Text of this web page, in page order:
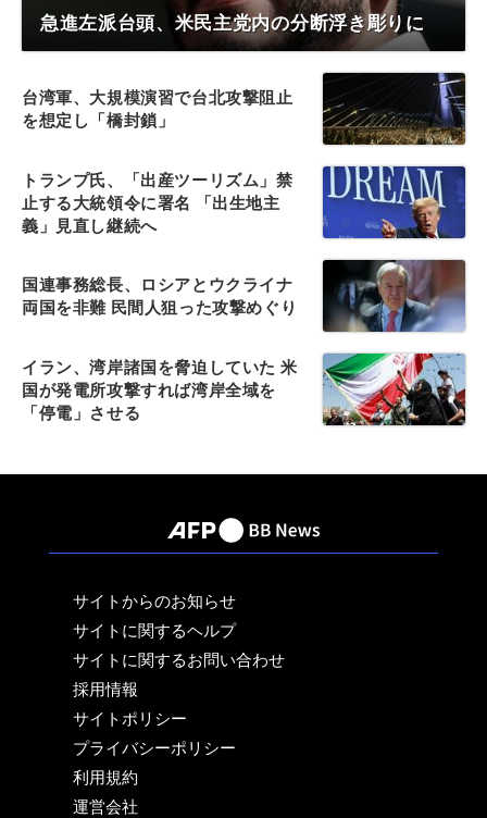
急進左派台頭、米民主党内の分断浮き彫りに
台湾軍、大規模演習で台北攻撃阻止
を想定し「橋封鎖」
トランプ氏、「出産ツーリズム」禁
止する大統領令に署名 「出生地主
義」見直し継続へ
国連事務総長、ロシアとウクライナ
両国を非難 民間人狙った攻撃めぐり
イラン、湾岸諸国を脅迫していた 米
国が発電所攻撃すれば湾岸全域を
「停電」させる
サイトからのお知らせ
サイトに関するヘルプ
サイトに関するお問い合わせ
採用情報
サイトポリシー
プライバシーポリシー
利用規約
運営会社